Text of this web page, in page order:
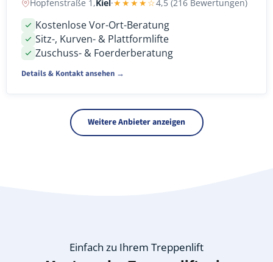
Hopfenstraße 1,Kiel·★★★★☆4,5 (216 Bewertungen)
Kostenlose Vor-Ort-Beratung
Sitz-, Kurven- & Plattformlifte
Zuschuss- & Foerderberatung
Details & Kontakt ansehen →
Weitere Anbieter anzeigen
Einfach zu Ihrem Treppenlift